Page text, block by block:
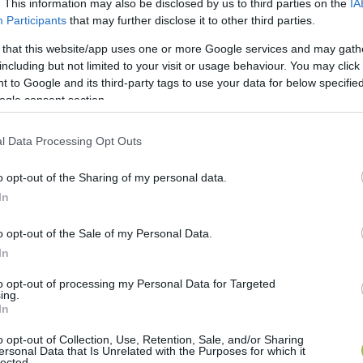
This information may also be disclosed by us to third parties on the
Participants that may further disclose it to other third parties.
that this website/app uses one or more Google services and may
but not limited to your visit or usage behaviour. You may
to Google and its third-party tags to use your data for below
consent section.
Data Processing Opt Outs
opt-out of the Sharing of my personal data.
opt-out of the Sale of my Personal Data.
opt-out of processing my Personal Data for Targeted
opt-out of Collection, Use, Retention, Sale, and/or Sharing
Data that Is Unrelated with the Purposes for which it
és nehézségével együtt a nyugatias
fújó diktatórikus szelek.
politikai elit elleni fellépés, a narancsos
elkövetett csalások miatt indult el. Évekkel
ahhoz, hogy országuk európai pályán
az államuknak joga van megválasztani saját
revizionista nagyhatalom lett, vissza akarta
felett. Ehhez pedig változatos
létrehozott kamuprofilok révén, más
nak nevezett „kormány által szervezett, nem
(CÖF) vagy a Fideszhez köthető KESMA, mely
a még 2005-ben alapított, százezresnél is
létrehozását az oroszországi és több más